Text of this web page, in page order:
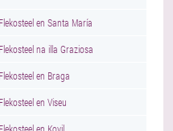
Flekosteel en Santa María
Flekosteel na illa Graziosa
Flekosteel en Braga
Flekosteel en Viseu